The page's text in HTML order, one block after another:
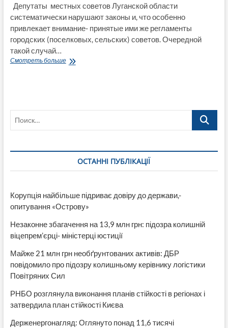
Депутаты местных советов Луганской области
систематически нарушают законы и, что особенно
привлекает внимание- принятые ими же регламенты
городских (поселковых, сельских) советов. Очередной
такой случай…
Смотреть большеСекретарь
дворце
что
нарушает
регламент
Поиск…
ОСТАННІ ПУБЛІКАЦІЇ
Корупція найбільше підриває довіру до держави,-
опитування «Острову»
Незаконне збагачення на 13,9 млн грн: підозра колишній
віцепрем’єрці- міністерці юстиції
Майже 21 млн грн необґрунтованих активів: ДБР
повідомило про підозру колишньому керівнику логістики
Повітряних Сил
РНБО розглянула виконання планів стійкості в регіонах і
затвердила план стійкості Києва
Держенергонагляд: Оглянуто понад 11,6 тисячі